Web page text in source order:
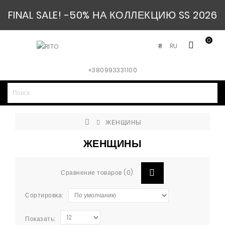
FINAL SALE! -50% НА КОЛЛЕКЦИЮ SS 2026
0
RU
₴
+380993331100
ЖЕНЩИНЫ
ЖЕНЩИНЫ
Сравнение товаров (0)
Сортировка:
Показать: